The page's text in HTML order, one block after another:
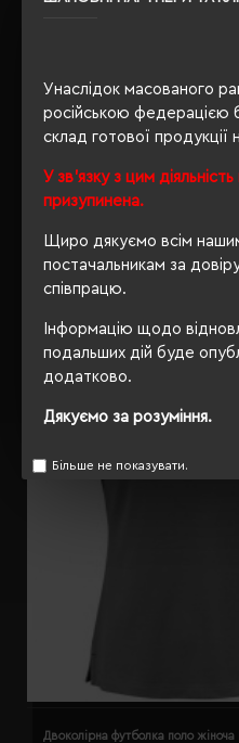
Унаслідок масованого
російською федерацією
склад готової продукції
У зв'язку з цим
призупинена.
Щиро дякуємо всім
постачальникам за
співпрацю.
Інформацію щодо
подальших дій буде
додатково.
Дякуємо за розуміння.
Більше не показувати.
РЕКОМЕНДУЄМО
Двоколірна футболка поло